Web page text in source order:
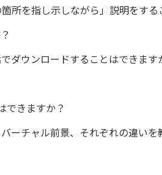
所を指し示しながら」説明をする
ダウンロードすることはできます
できますか？
ーチャル前景、それぞれの違いを